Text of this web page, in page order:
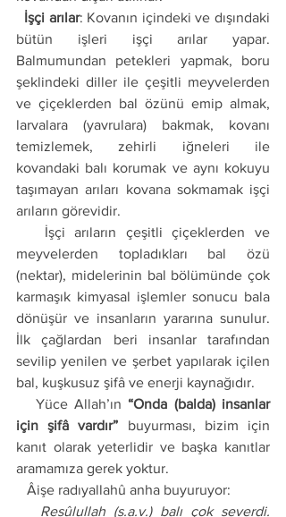
  İşçi arılar
: Kovanın içindeki ve dışındaki
bütün işleri işçi arılar yapar.
Balmumundan petekleri yapmak, boru
şeklindeki diller ile çeşitli meyvelerden
ve çiçeklerden bal özünü emip almak,
larvalara (yavrulara) bakmak, kovanı
temizlemek, zehirli iğneleri ile
kovandaki balı korumak ve aynı kokuyu
taşımayan arıları kovana sokmamak işçi
arıların görevidir.
meyvelerden topladıkları bal özü
(nektar), midelerinin bal bölümünde çok
karmaşık kimyasal işlemler sonucu bala
dönüşür ve insanların yararına sunulur.
İlk çağlardan beri insanlar tarafından
sevilip yenilen ve şerbet yapılarak içilen
bal, kuşkusuz şifâ ve enerji kaynağıdır.
   Yüce Allah’ın
“Onda (balda) insanlar
için şifâ vardır” buyurması, bizim için
kanıt olarak yeterlidir ve başka kanıtlar
aramamıza gerek yoktur.
   Âişe radıyallahû anha buyuruyor:
   Resûlullah (s.a.v.) balı çok severdi.